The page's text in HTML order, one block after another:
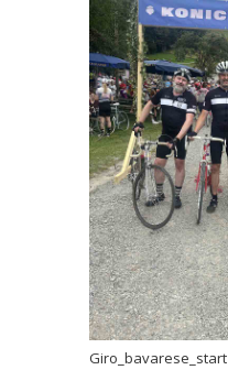
Giro_bavarese_start